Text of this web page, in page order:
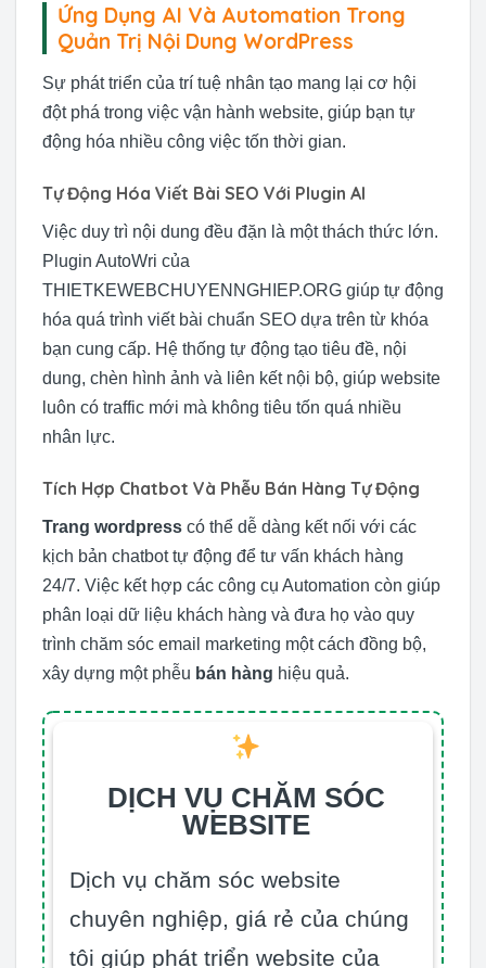
Ứng Dụng AI Và Automation Trong
Quản Trị Nội Dung WordPress
Sự phát triển của trí tuệ nhân tạo mang lại cơ hội
đột phá trong việc vận hành website, giúp bạn tự
động hóa nhiều công việc tốn thời gian.
Tự Động Hóa Viết Bài SEO Với Plugin AI
Việc duy trì nội dung đều đặn là một thách thức lớn.
Plugin AutoWri của
THIETKEWEBCHUYENNGHIEP.ORG giúp tự động
hóa quá trình viết bài chuẩn SEO dựa trên từ khóa
bạn cung cấp. Hệ thống tự động tạo tiêu đề, nội
dung, chèn hình ảnh và liên kết nội bộ, giúp website
luôn có traffic mới mà không tiêu tốn quá nhiều
nhân lực.
Tích Hợp Chatbot Và Phễu Bán Hàng Tự Động
Trang wordpress có thể dễ dàng kết nối với các
kịch bản chatbot tự động để tư vấn khách hàng
24/7. Việc kết hợp các công cụ Automation còn giúp
phân loại dữ liệu khách hàng và đưa họ vào quy
trình chăm sóc email marketing một cách đồng bộ,
xây dựng một phễu bán hàng hiệu quả.
DỊCH VỤ CHĂM SÓC
WEBSITE
Dịch vụ chăm sóc website
chuyên nghiệp, giá rẻ của chúng
tôi giúp phát triển website của